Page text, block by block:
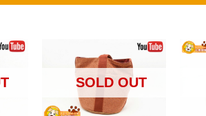
SOLD OUT